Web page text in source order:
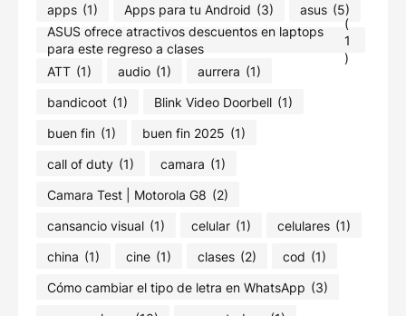
apps (1) Apps para tu Android (3) asus (5)
ASUS ofrece atractivos descuentos en laptops
para este regreso a clases
(
1
)
ATT (1) audio (1) aurrera (1)
bandicoot (1) Blink Video Doorbell (1)
buen fin (1) buen fin 2025 (1)
call of duty (1) camara (1)
Camara Test | Motorola G8 (2)
cansancio visual (1) celular (1) celulares (1)
china (1) cine (1) clases (2) cod (1)
Cómo cambiar el tipo de letra en WhatsApp (3)